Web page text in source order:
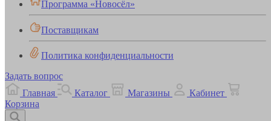
Программа «Новосёл»
Поставщикам
Политика конфиденциальности
Задать вопрос
Главная
Каталог Магазины
Кабинет
Корзина